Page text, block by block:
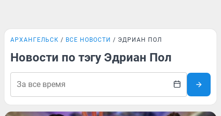
АРХАНГЕЛЬСК ВСЕ НОВОСТИ ЭДРИАН ПОЛ
Новости по тэгу Эдриан Пол